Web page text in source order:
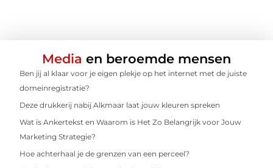
Media en beroemde mensen
Ben jij al klaar voor je eigen plekje op het internet met de juiste
domeinregistratie?
Deze drukkerij nabij Alkmaar laat jouw kleuren spreken
Wat is Ankertekst en Waarom is Het Zo Belangrijk voor Jouw
Marketing Strategie?
Hoe achterhaal je de grenzen van een perceel?